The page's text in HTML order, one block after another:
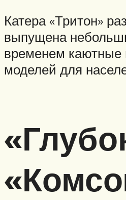
Катера «Тритон»
выпущена
временем каютные
моделей для